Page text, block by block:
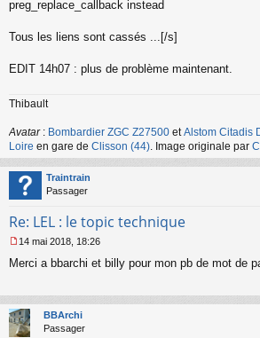
u
preg_replace_callback instead
Tous les liens sont cassés ...[/s]
EDIT 14h07 : plus de problème maintenant.
Thibault
Avatar : Bombardier ZGC Z27500 etAlstom Citadis
Loire en gare de Clisson (44). Image originale par
Traintrain
Passager
Re: LEL : le topic technique
e
a
g
e
14 mai 2018, 18:26
Merci a bbarchi et billy pour mon pb de mot de
BBArchi
Passager